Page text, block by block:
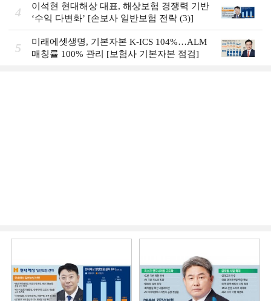
4
이석현 현대해상 대표, 해상보험 경쟁력 기반
‘수익 다변화ʼ [손보사 일반보험 전략 (3)]
5
미래에셋생명, 기본자본 K-ICS 104%…ALM
매칭률 100% 관리 [보험사 기본자본 점검]